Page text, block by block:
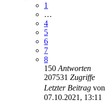
1
…
4
5
6
7
8
150 Antworten
207531 Zugriffe
Letzter Beitrag von
07.10.2021, 13:11